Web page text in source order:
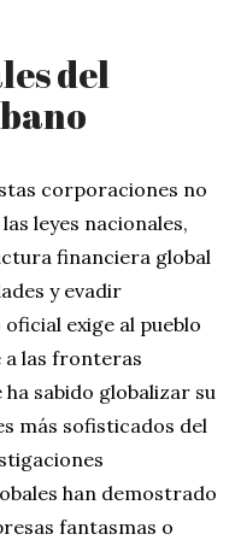
del
corporaciones no
leyes nacionales,
financiera global
y evadir
exige al pueblo
a las fronteras
sabido globalizar su
más sofisticados del
han demostrado
fantasmas o